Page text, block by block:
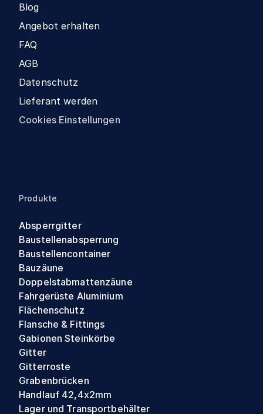
Blog
Angebot erhalten
FAQ
AGB
Datenschutz
Lieferant werden
Cookies Einstellungen
Produkte
Absperrgitter
Baustellenabsperrung
Baustellencontainer
Bauzäune
Doppelstabmattenzäune
Fahrgerüste Aluminium
Flächenschutz
Flansche & Fittings
Gabionen Steinkörbe
Gitter
Gitterroste
Grabenbrücken
Handlauf 42,4x2mm
Lager und Transportbehälter